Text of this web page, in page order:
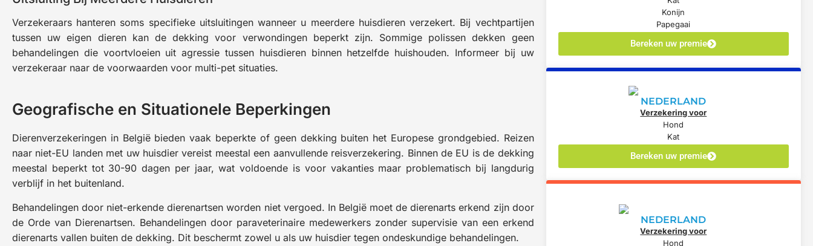
Verzekeraars hanteren soms specifieke uitsluitingen wanneer u meerdere huisdieren verzekert. Bij vechtpartijen
tussen uw eigen dieren kan de dekking voor verwondingen beperkt zijn. Sommige polissen dekken geen
behandelingen die voortvloeien uit agressie tussen huisdieren binnen hetzelfde huishouden. Informeer bij uw
verzekeraar naar de voorwaarden voor multi-pet situaties.
Geografische en Situationele Beperkingen
Dierenverzekeringen in België bieden vaak beperkte of geen dekking buiten het Europese grondgebied. Reizen
naar niet-EU landen met uw huisdier vereist meestal een aanvullende reisverzekering. Binnen de EU is de dekking
meestal beperkt tot 30-90 dagen per jaar, wat voldoende is voor vakanties maar problematisch bij langdurig
verblijf in het buitenland.
Behandelingen door niet-erkende dierenartsen worden niet vergoed. In België moet de dierenarts erkend zijn door
de Orde van Dierenartsen. Behandelingen door paraveterinaire medewerkers zonder supervisie van een erkend
dierenarts vallen buiten de dekking. Dit beschermt zowel u als uw huisdier tegen ondeskundige behandelingen.
Konijn
Papegaai
Bereken uw premie
NEDERLAND
Verzekering voor
Hond
Kat
Bereken uw premie
NEDERLAND
Verzekering voor
Hond